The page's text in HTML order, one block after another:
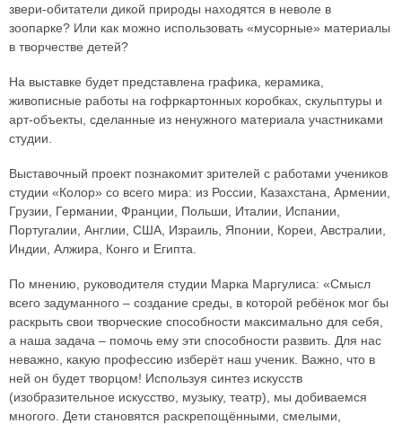
звери-обитатели дикой природы находятся в неволе в
зоопарке? Или как можно использовать «мусорные» материалы
в творчестве детей?
На выставке будет представлена графика, керамика,
живописные работы на гофркартонных коробках, скульптуры и
арт-объекты, сделанные из ненужного материала участниками
студии.
Выставочный проект познакомит зрителей с работами учеников
студии «Колор» со всего мира: из России, Казахстана, Армении,
Грузии, Германии, Франции, Польши, Италии, Испании,
Португалии, Англии, США, Израиль, Японии, Кореи, Австралии,
Индии, Алжира, Конго и Египта.
По мнению, руководителя студии Марка Маргулиса: «Смысл
всего задуманного – создание среды, в которой ребёнок мог бы
раскрыть свои творческие способности максимально для себя,
а наша задача – помочь ему эти способности развить. Для нас
неважно, какую профессию изберёт наш ученик. Важно, что в
ней он будет творцом! Используя синтез искусств
(изобразительное искусство, музыку, театр), мы добиваемся
многого. Дети становятся раскрепощёнными, смелыми,